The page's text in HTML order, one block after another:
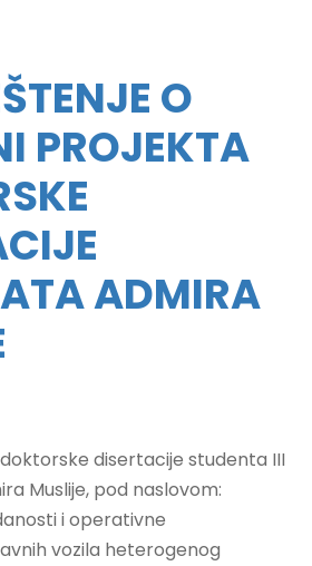
O
PROJEKTA
ADMIRA
disertacije studenta III
Muslije, pod naslovom:
i operativne
vozila heterogenog